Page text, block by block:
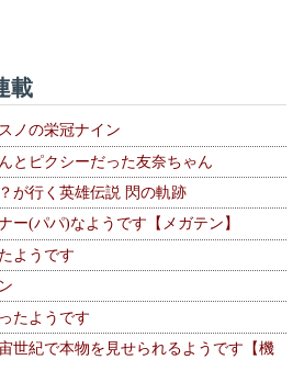
載
ノの栄冠ナイン
とピクシーだった友奈ちゃん
が行く英雄伝説 閃の軌跡
ー(パパ)なようです【メガテン】
ようです
たようです
世紀で本物を見せられるようです【機